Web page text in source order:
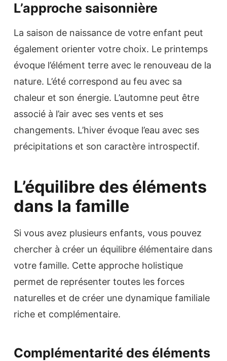
L’approche saisonnière
La saison de naissance de votre enfant peut
également orienter votre choix. Le printemps
évoque l’élément terre avec le renouveau de la
nature. L’été correspond au feu avec sa
chaleur et son énergie. L’automne peut être
associé à l’air avec ses vents et ses
changements. L’hiver évoque l’eau avec ses
précipitations et son caractère introspectif.
L’équilibre des éléments
dans la famille
Si vous avez plusieurs enfants, vous pouvez
chercher à créer un équilibre élémentaire dans
votre famille. Cette approche holistique
permet de représenter toutes les forces
naturelles et de créer une dynamique familiale
riche et complémentaire.
Complémentarité des éléments